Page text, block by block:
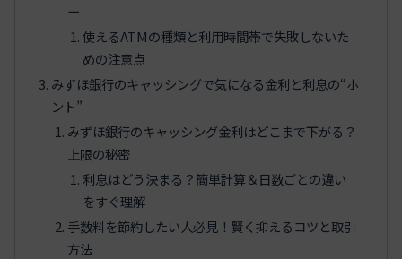
ー
使えるATMの種類と利用時間帯で失敗しないた
めの注意点
みずほ銀行のキャッシングで気になる金利と利息の“ホ
ント”
みずほ銀行のキャッシング金利はどこまで下がる？
上限の秘密
利息はどう決まる？簡単計算＆日数ごとの違い
をすぐ理解
手数料を節約したい人必見！賢く抑えるコツと取引
方法